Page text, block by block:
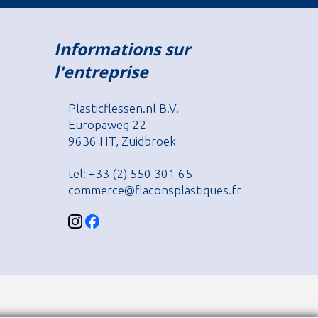
Informations sur
l'entreprise
Plasticflessen.nl B.V.
Europaweg 22
9636 HT, Zuidbroek
tel: +33 (2) 550 301 65
commerce@flaconsplastiques.fr